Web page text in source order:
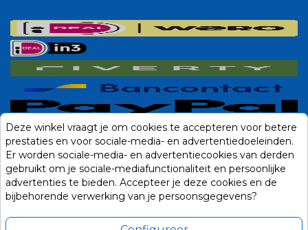
Deze winkel vraagt je om cookies te accepteren voor betere
prestaties en voor sociale-media- en advertentiedoeleinden.
Er worden sociale-media- en advertentiecookies van derden
gebruikt om je sociale-mediafunctionaliteit en persoonlijke
advertenties te bieden. Accepteer je deze cookies en de
bijbehorende verwerking van je persoonsgegevens?